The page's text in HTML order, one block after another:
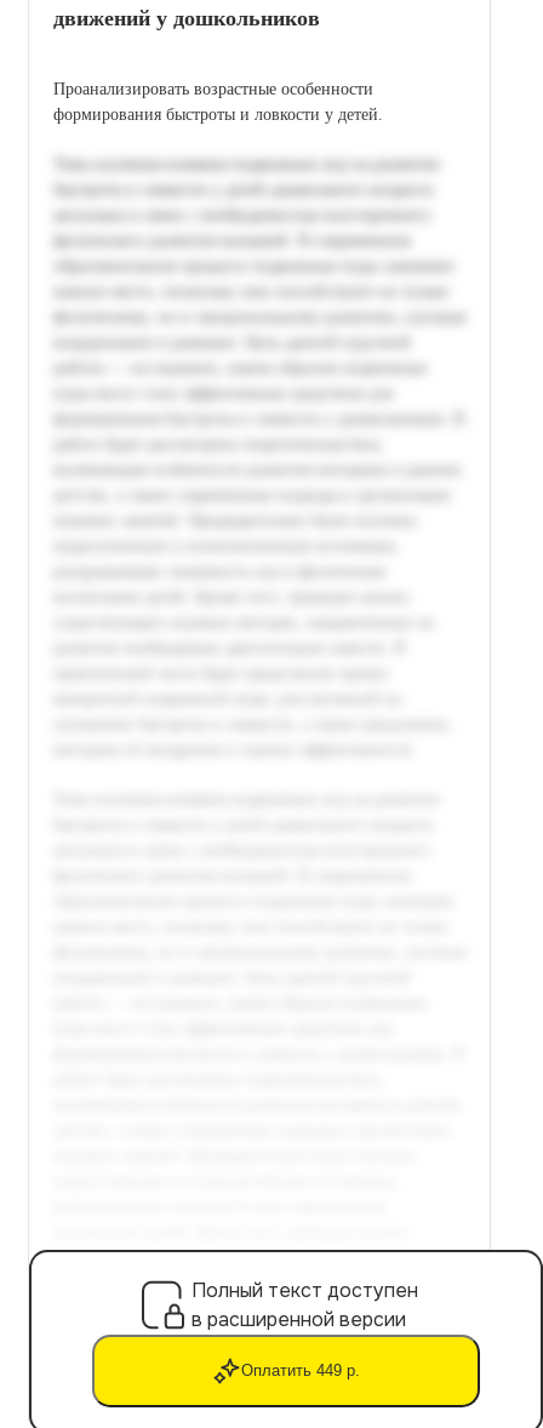
движений у дошкольников
Проанализировать возрастные особенности
формирования быстроты и ловкости у детей.
Полный текст доступен
в расширенной версии
Оплатить 449 р.